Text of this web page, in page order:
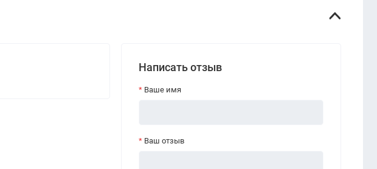
Написать отзыв
Ваше имя
Ваш отзыв